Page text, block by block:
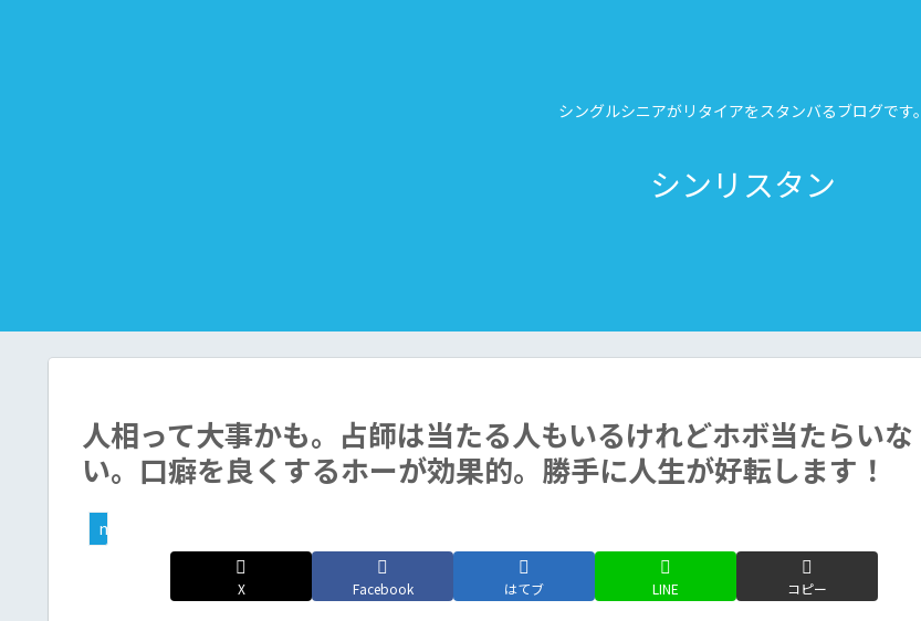
シングルシニアがリタイアをスタンバるブログです。
シンリスタン
人相って大事かも。占師は当たる人もいるけれどホボ当たらいな
い。口癖を良くするホーが効果的。勝手に人生が好転します！
my_boom
X Facebook はてブ LINE コピー